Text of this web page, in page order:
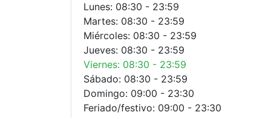
Lunes: 08:30 - 23:59
Martes: 08:30 - 23:59
Miércoles: 08:30 - 23:59
Jueves: 08:30 - 23:59
Viernes: 08:30 - 23:59
Sábado: 08:30 - 23:59
Domingo: 09:00 - 23:30
Feriado/festivo: 09:00 - 23:30